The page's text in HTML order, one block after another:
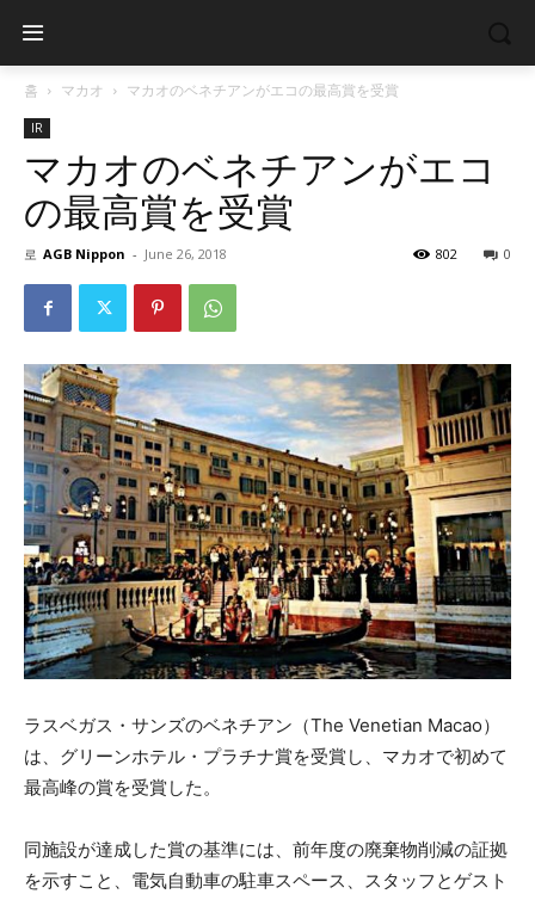
홈 マカオ マカオのベネチアンがエコの最高賞を受賞
IR
マカオのベネチアンがエコ
の最高賞を受賞
로 AGB Nippon - June 26, 2018 0
802
ラスベガス・サンズのベネチアン（The Venetian Macao）
は、グリーンホテル・プラチナ賞を受賞し、マカオで初めて
最高峰の賞を受賞した。
同施設が達成した賞の基準には、前年度の廃棄物削減の証拠
を示すこと、電気自動車の駐車スペース、スタッフとゲスト